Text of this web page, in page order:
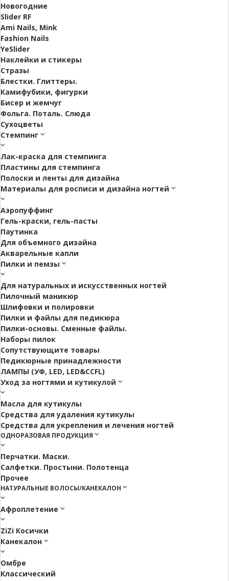
Новогодние
Slider RF
Ami Nails, Mink
Fashion Nails
YeSlider
Наклейки и стикеры
Стразы
Блестки. Глиттеры.
Камифубики, фигурки
Бисер и жемчуг
Фольга. Поталь. Слюда
Сухоцветы
Стемпинг
Лак-краска для стемпинга
Пластины для стемпинга
Полоски и ленты для дизайна
Материалы для росписи и дизайна ногтей
Аэропуффинг
Гель-краски, гель-пасты
Паутинка
Для объемного дизайна
Акварельные капли
Пилки и пемзы
Для натуральных и искусственных ногтей
Пилочный маникюр
Шлифовки и полировки
Пилки и файлы для педикюра
Пилки-основы. Сменные файлы.
Наборы пилок
Сопутствующите товары
Педикюрные принадлежности
ЛАМПЫ (УФ, LED, LED&CCFL)
Уход за ногтями и кутикулой
Масла для кутикулы
Средства для удаления кутикулы
Средства для укрепления и лечения ногтей
ОДНОРАЗОВАЯ ПРОДУКЦИЯ
Перчатки. Маски.
Салфетки. Простыни. Полотенца
Прочее
НАТУРАЛЬНЫЕ ВОЛОСЫ/КАНЕКАЛОН
Афроплетение
ZiZi Косички
Канекалон
Омбре
Классический